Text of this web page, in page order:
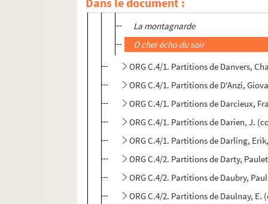
C'est la chanson d'avril
La montagnarde
O cher écho du soir
ORG C.4/1. Partitions de Danvers,
ORG C.4/1. Partitions de D'Anzi,
ORG C.4/1. Partitions de Darcieux,
ORG C.4/1. Partitions de Darien, J.
ORG C.4/1. Partitions de Darling,
ORG C.4/2. Partitions de Darty,
ORG C.4/2. Partitions de Daubry,
ORG C.4/2. Partitions de Daulnay, E.